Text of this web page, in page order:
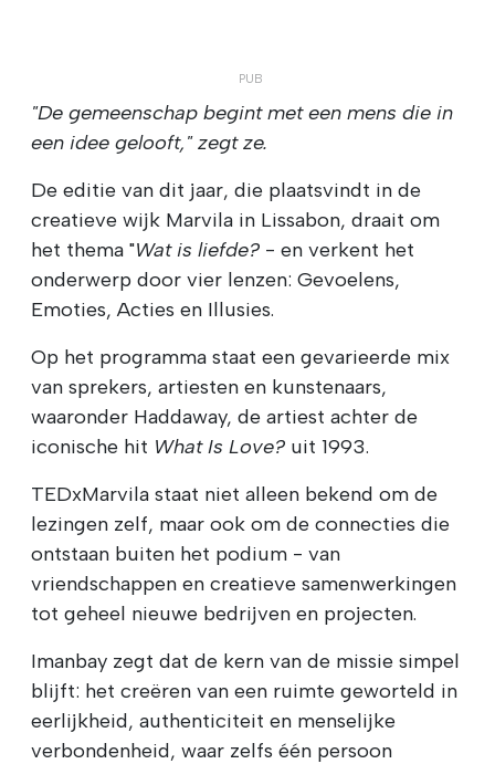
"De gemeenschap begint met een mens die in
een idee gelooft," zegt ze.
De editie van dit jaar, die plaatsvindt in de
creatieve wijk Marvila in Lissabon, draait om
het thema "Wat is liefde? - en verkent het
onderwerp door vier lenzen: Gevoelens,
Emoties, Acties en Illusies.
Op het programma staat een gevarieerde mix
van sprekers, artiesten en kunstenaars,
waaronder Haddaway, de artiest achter de
iconische hit What Is Love? uit 1993.
TEDxMarvila staat niet alleen bekend om de
lezingen zelf, maar ook om de connecties die
ontstaan buiten het podium - van
vriendschappen en creatieve samenwerkingen
tot geheel nieuwe bedrijven en projecten.
Imanbay zegt dat de kern van de missie simpel
blijft: het creëren van een ruimte geworteld in
eerlijkheid, authenticiteit en menselijke
verbondenheid, waar zelfs één persoon